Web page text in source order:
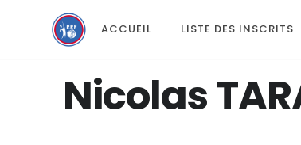
ACCUEIL LISTE DES INSCRITS
Nicolas